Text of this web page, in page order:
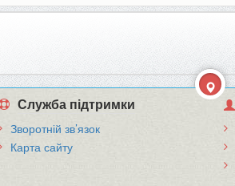
Служба підтримки
Зворотній зв’язок
Карта сайту